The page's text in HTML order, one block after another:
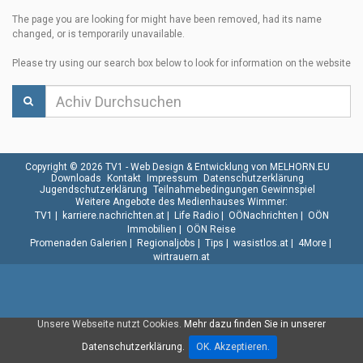
The page you are looking for might have been removed, had its name
changed, or is temporarily unavailable.
Please try using our search box below to look for information on the website
Unsere Webseite nutzt Cookies. Mehr dazu finden Sie in unserer
Datenschutzerklärung.
OK. Akzeptieren.
Copyright © 2026 TV1 - Web Design & Entwicklung von MELHORN.EU
Downloads
Kontakt Impressum
Datenschutzerklärung
Jugendschutzerklärung Teilnahmebedingungen Gewinnspiel
Weitere Angebote des Medienhauses Wimmer:
TV1
karriere.nachrichten.at| Life Radio| OÖNachrichten
OÖN
Immobilien
OÖN Reise
Promenaden Galerien
Regionaljobs Tips wasistlos.at| 4More|
wirtrauern.at